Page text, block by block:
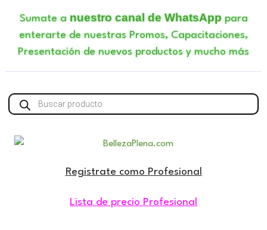
Sumate a nuestro canal de WhatsApppara
enterarte de nuestras Promos, Capacitaciones,
Presentación de nuevos productos y mucho más
Búsqueda
de
Registrate como Profesional
Lista de precio Profesional